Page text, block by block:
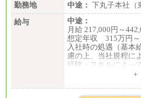
勤務地
中途： 下丸子本社
給与
中途：
月給 217,000円～
想定年収 315万円～
入社時の処遇（基本
慮の上、当社規程に
経験・スキルによっ
+